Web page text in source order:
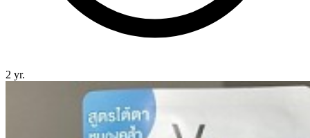
2 yr.